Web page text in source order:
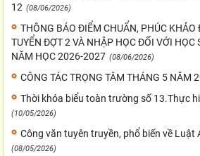
12 (08/06/2026)
THÔNG BÁO ĐIỂM CHUẨN, PHÚC KHẢO
TUYỂN ĐỢT 2 VÀ NHẬP HỌC ĐỐI VỚI HỌC
NĂM HỌC 2026-2027 (08/06/2026)
CÔNG TÁC TRỌNG TÂM THÁNG 5 NĂM
Thời khóa biểu toàn trường số 13.Thực
(10/05/2026)
Công văn tuyên truyền, phổ biến về Luật
(08/05/2026)